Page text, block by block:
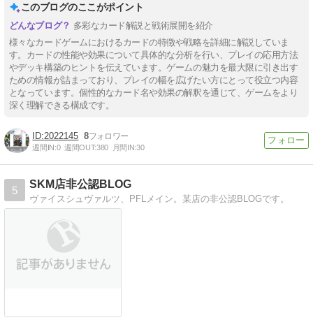
このブログのここがポイント
多彩なカード解説と戦術展開を紹介
様々なカードゲームにおけるカードの特徴や戦略を詳細に解説していま
す。カードの性能や効果について具体的な分析を行い、プレイの応用方法
やデッキ構築のヒントを伝えています。ゲームの魅力を最大限に引き出す
ための情報が詰まっており、プレイの幅を広げたい方にとって役立つ内容
となっています。個性的なカード名や効果の解釈を通じて、ゲームをより
深く理解できる構成です。
2022145 8
週間IN:0 週間OUT:380 月間IN:30
5
SKM店非公認BLOG
ヴァイスシュヴァルツ、PFLメイン。某店の非公認BLOGです。